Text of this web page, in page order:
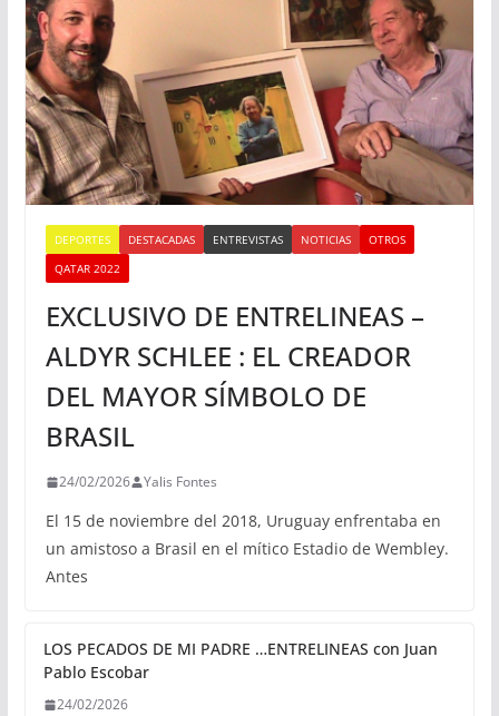
DEPORTES DESTACADAS ENTREVISTAS NOTICIAS
OTROS
QATAR 2022
EXCLUSIVO DE ENTRELINEAS –
ALDYR SCHLEE : EL CREADOR
DEL MAYOR SÍMBOLO DE
BRASIL
24/02/2026 Yalis Fontes
El 15 de noviembre del 2018, Uruguay enfrentaba en
un amistoso a Brasil en el mítico Estadio de Wembley.
Antes
LOS PECADOS DE MI PADRE …ENTRELINEAS con Juan
Pablo Escobar
24/02/2026